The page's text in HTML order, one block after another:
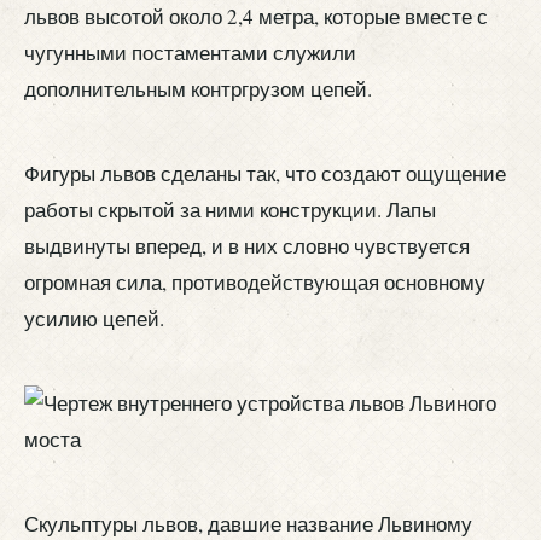
львов высотой около 2,4 метра, которые вместе с
чугунными постаментами служили
дополнительным контргрузом цепей.
Фигуры львов сделаны так, что создают ощущение
работы скрытой за ними конструкции. Лапы
выдвинуты вперед, и в них словно чувствуется
огромная сила, противодействующая основному
усилию цепей.
Скульптуры львов, давшие название Львиному